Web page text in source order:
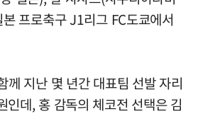
프로축구 J1리그 FC도쿄에서
께 지난 몇 년간 대표팀 선발 자리
인데, 홍 감독의 체코전 선택은 김